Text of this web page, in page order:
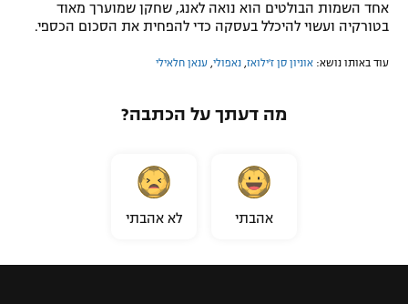
אחד השמות הבולטים הוא נואה לאנג, שחקן שמוערך מאוד
בטורקיה ועשוי להיכלל בעסקה כדי להפחית את הסכום הכספי.
עוד באותו נושא: אוניון סן ז'ילואז נאפולי ענאן חלאילי
מה דעתך על הכתבה?
אהבתי לא אהבתי